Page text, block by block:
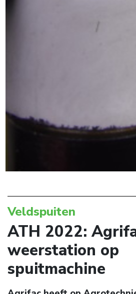
Veldspuiten
ATH 2022:
weerstation op
spuitmachine